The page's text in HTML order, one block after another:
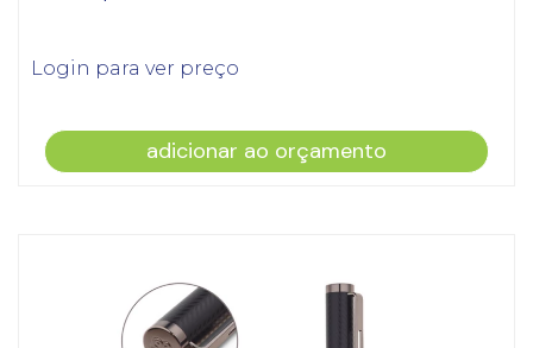
Login para ver preço
adicionar ao orçamento